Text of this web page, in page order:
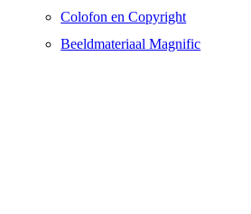
Colofon en Copyright
Beeldmateriaal Magnific